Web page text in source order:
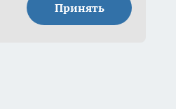
Принять